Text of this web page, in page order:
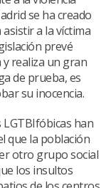
se ha creado
a la víctima
prevé
realiza un gran
de prueba, es
su inocencia.
han
que la población
otro grupo social
los insultos